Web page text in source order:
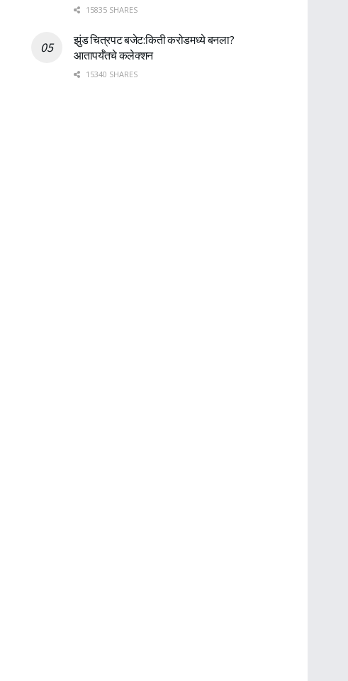
15835 SHARES
झुंड चित्रपट बजेट:किती करोडमध्ये बनला?
आतापर्यँतचे कलेक्शन
15340 SHARES